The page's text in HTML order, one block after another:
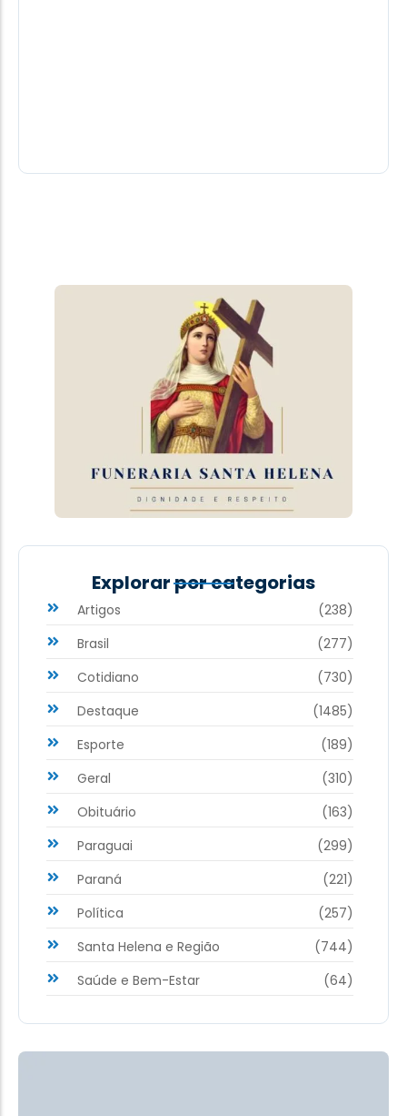
Explorar por categorias
Artigos
(238)
Brasil
(277)
Cotidiano
(730)
Destaque
(1485)
Esporte
(189)
Geral
(310)
Obituário
(163)
Paraguai
(299)
Paraná
(221)
Política
(257)
Santa Helena e Região
(744)
Saúde e Bem-Estar
(64)